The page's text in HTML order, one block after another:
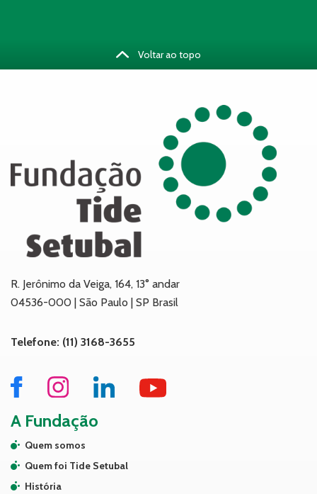
Voltar ao topo
R. Jerônimo da Veiga, 164, 13° andar
04536-000 | São Paulo | SP Brasil
Telefone: (11) 3168-3655
A Fundação
Quem somos
Quem foi Tide Setubal
História